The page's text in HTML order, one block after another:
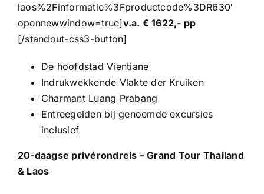
laos%2Finformatie%3Fproductcode%3DR630′
opennewwindow=true]v.a. € 1622,- pp
[/standout-css3-button]
De hoofdstad Vientiane
Indrukwekkende Vlakte der Kruiken
Charmant Luang Prabang
Entreegelden bij genoemde excursies
inclusief
20-daagse privérondreis – Grand Tour Thailand
& Laos